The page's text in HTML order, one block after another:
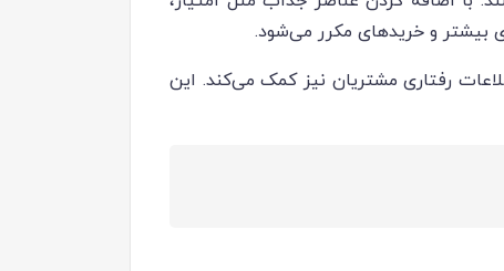
بیشتر و خریدهای مکرر می‌شود.
رفتاری مشتریان نیز کمک می‌کند. این